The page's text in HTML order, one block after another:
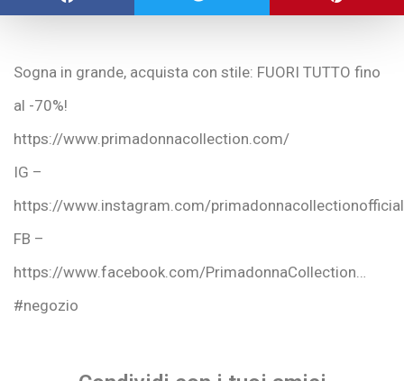
Sogna in grande, acquista con stile: FUORI TUTTO fino
al -70%!
https://www.primadonnacollection.com/
IG –
https://www.instagram.com/
FB –
https://www.facebook.com/PrimadonnaCollection…
#negozio